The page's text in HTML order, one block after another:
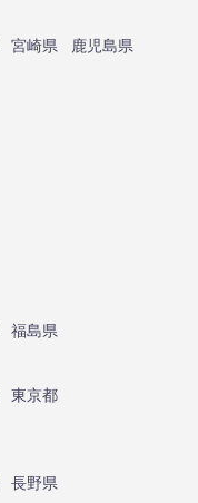
宮崎県
鹿児島県
福島県
東京都
長野県